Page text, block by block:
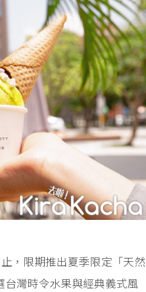
，限期推出夏季限定「天然
灣時令水果與經典義式風